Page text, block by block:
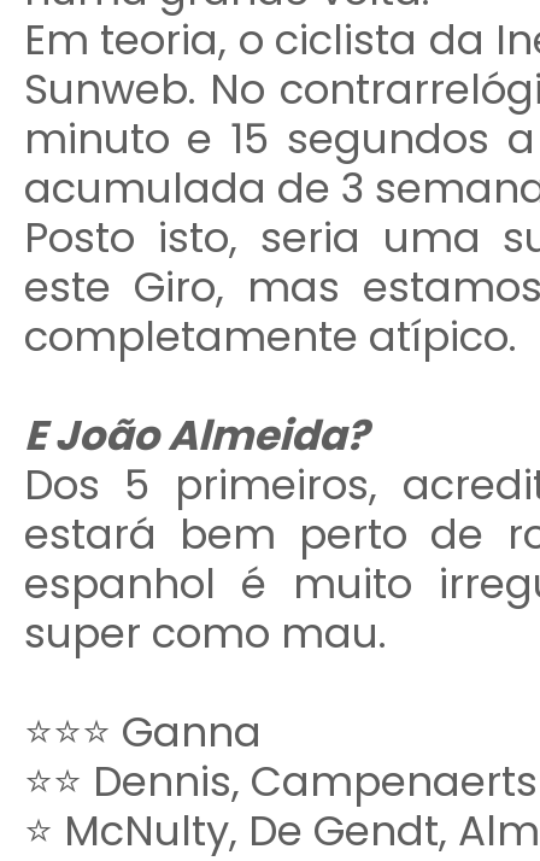
Em teoria, o ciclista da
Sunweb. No
minuto e 15 segundos
acumulada de 3
Posto isto, seria uma
este Giro, mas
completamente atípico.
E João Almeida?
Dos 5 primeiros,
estará bem perto de
espanhol é muito
super como mau.
⭐⭐⭐ Ganna
⭐⭐ Dennis, Campenaerts
⭐ McNulty, De Gendt,